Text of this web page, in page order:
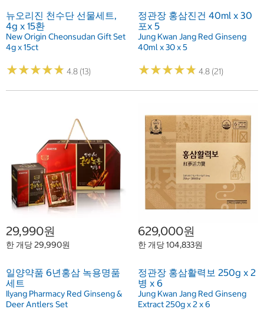
뉴오리진 천수단 선물세트,
4g x 15환
New Origin Cheonsudan Gift Set
4g x 15ct
★★★★★
★★★★★ 4.8 (13)
정관장 홍삼진건 40ml x 30
포x 5
Jung Kwan Jang Red Ginseng
40ml x 30 x 5
★★★★★
★★★★★ 4.8 (21)
29,990원
한 개당 29,990원
일양약품 6년홍삼 녹용명품
세트
Ilyang Pharmacy Red Ginseng &
Deer Antlers Set
629,000원
한 개당 104,833원
정관장 홍삼활력보 250g x 2
병 x 6
Jung Kwan Jang Red Ginseng
Extract 250g x 2 x 6